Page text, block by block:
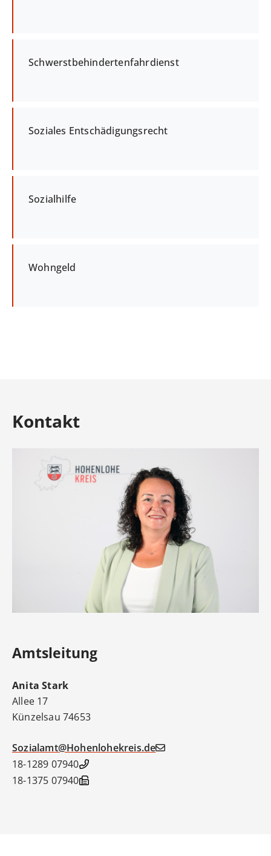
Schwerstbehindertenfahrdienst
Soziales Entschädigungsrecht
Sozialhilfe
Wohngeld
Kontakt
Amtsleitung
Anita Stark
Allee 17
74653
Künzelsau
Sozialamt@Hohenlohekreis.de
07940 18-1289
07940 18-1375